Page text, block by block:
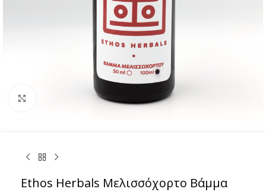
Κάντε κλικ για μεγέθυνση
Ethos Herbals Μελισσόχορτο Βάμμα